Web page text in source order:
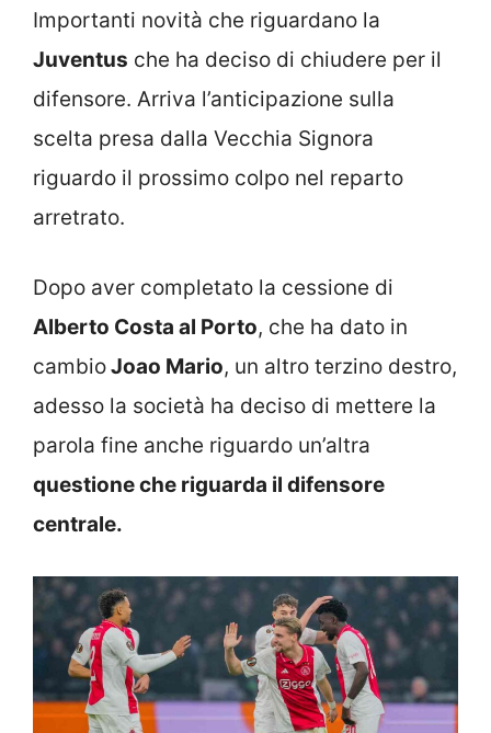
Importanti novità che riguardano la
Juventus che ha deciso di chiudere per il
difensore. Arriva l’anticipazione sulla
scelta presa dalla Vecchia Signora
riguardo il prossimo colpo nel reparto
arretrato.
Dopo aver completato la cessione di
Alberto Costa al Porto, che ha dato in
cambioJoao Mario, un altro terzino destro,
adesso la società ha deciso di mettere la
parola fine anche riguardo un’altra
questione che riguarda il difensore
centrale.